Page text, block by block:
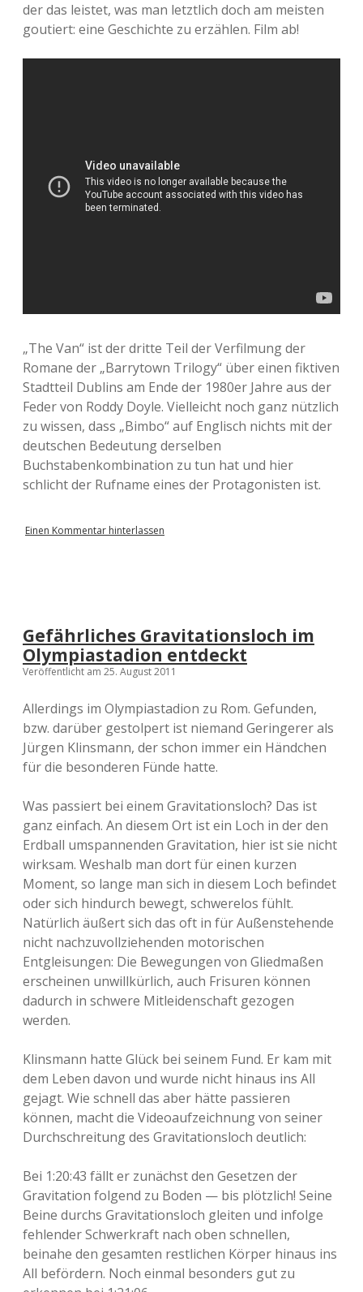
der das leistet, was man letztlich doch am meisten
goutiert: eine Geschichte zu erzählen. Film ab!
„The Van“ ist der dritte Teil der Verfilmung der
Romane der „Barrytown Trilogy“ über einen fiktiven
Stadtteil Dublins am Ende der 1980er Jahre aus der
Feder von Roddy Doyle. Vielleicht noch ganz nützlich
zu wissen, dass „Bimbo“ auf Englisch nichts mit der
deutschen Bedeutung derselben
Buchstabenkombination zu tun hat und hier
schlicht der Rufname eines der Protagonisten ist.
Einen Kommentar hinterlassen
Gefährliches Gravitationsloch im
Olympiastadion entdeckt
Veröffentlicht am 25. August 2011
Allerdings im Olympiastadion zu Rom. Gefunden,
bzw. darüber gestolpert ist niemand Geringerer als
Jürgen Klinsmann, der schon immer ein Händchen
für die besonderen Fünde hatte.
Was passiert bei einem Gravitationsloch? Das ist
ganz einfach. An diesem Ort ist ein Loch in der den
Erdball umspannenden Gravitation, hier ist sie nicht
wirksam. Weshalb man dort für einen kurzen
Moment, so lange man sich in diesem Loch befindet
oder sich hindurch bewegt, schwerelos fühlt.
Natürlich äußert sich das oft in für Außenstehende
nicht nachzuvollziehenden motorischen
Entgleisungen: Die Bewegungen von Gliedmaßen
erscheinen unwillkürlich, auch Frisuren können
dadurch in schwere Mitleidenschaft gezogen
werden.
Klinsmann hatte Glück bei seinem Fund. Er kam mit
dem Leben davon und wurde nicht hinaus ins All
gejagt. Wie schnell das aber hätte passieren
können, macht die Videoaufzeichnung von seiner
Durchschreitung des Gravitationsloch deutlich:
Bei 1:20:43 fällt er zunächst den Gesetzen der
Gravitation folgend zu Boden — bis plötzlich! Seine
Beine durchs Gravitationsloch gleiten und infolge
fehlender Schwerkraft nach oben schnellen,
beinahe den gesamten restlichen Körper hinaus ins
All befördern. Noch einmal besonders gut zu